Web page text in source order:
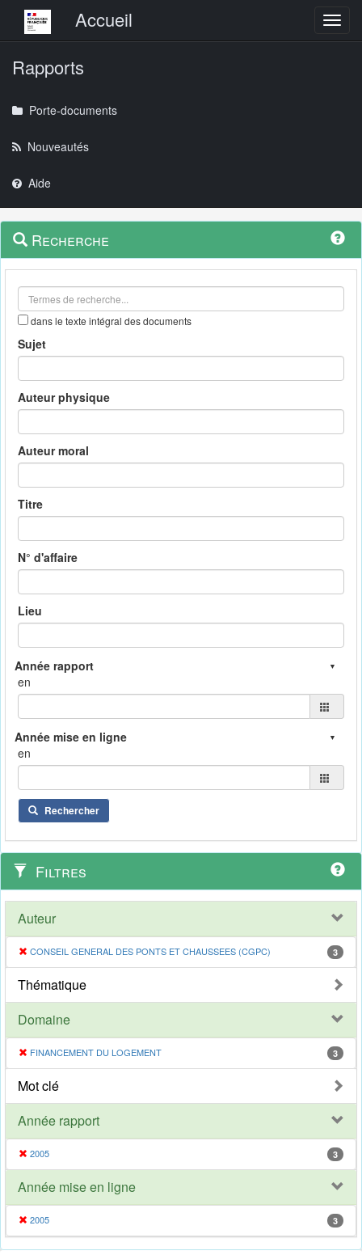
Menu principalAccueil
Rapports
Porte-documents
Nouveautés
Aide
Navigation
outils
Menu
contextuel
Recherche
dans le texte intégral des documents
Sujet
Auteur physique
Auteur moral
Titre
N° d'affaire
Lieu
en
en
Rechercher
Filtres
Auteur
CONSEIL GENERAL DES PONTS ET CHAUSSEES (CGPC) 3
Thématique
Domaine
FINANCEMENT DU LOGEMENT 3
Mot clé
Année rapport
2005 3
Année mise en ligne
2005 3